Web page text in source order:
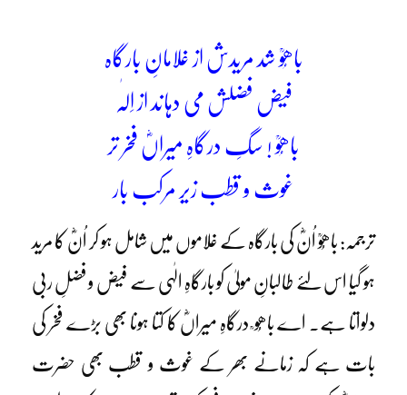
باھُوؒ شد مریدش از غلامانِ بارگاہ
فیض فضلش می دہاند از اِلٰہ
باھُوؒ ! سگِ درگاہِ میراںؓ فخر تر
غوث و قطب زیر مرکب بار
ترجمہ: باھُوؒ اُنؓ کی بارگاہ کے غلاموں میں شامل ہو کر اُنؓ کا مرید
ہو گیا اس لئے طالبانِ مولیٰ کو بارگاہِ الٰہی سے فیض و فضلِ ربی
دلواتا ہے۔ اے باھُو ؒ درگاہِ میراںؓ کا کتا ہونا بھی بڑے فخر کی
بات ہے کہ زمانے بھر کے غوث و قطب بھی حضرت